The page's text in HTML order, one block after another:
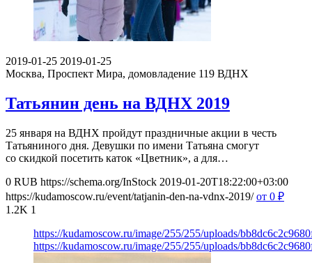
2019-01-25 2019-01-25
Москва, Проспект Мира, домовладение 119 ВДНХ
Татьянин день на ВДНХ 2019
25 января на ВДНХ пройдут праздничные акции в честь
Татьяниного дня. Девушки по имени Татьяна смогут
со скидкой посетить каток «Цветник», а для…
0 RUB https://schema.org/InStock 2019-01-20T18:22:00+03:00
https://kudamoscow.ru/event/tatjanin-den-na-vdnx-2019/ от 0 ₽
1.2K 1
https://kudamoscow.ru/image/255/255/uploads/
https://kudamoscow.ru/image/255/255/uploads/